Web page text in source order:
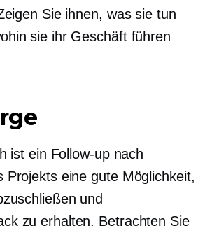
Sie ihnen, was sie tun
sie ihr Geschäft führen
ist ein Follow-up nach
Projekts eine gute Möglichkeit,
und
zu erhalten. Betrachten Sie